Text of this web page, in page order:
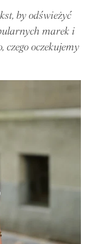
by odświeżyć
marek i
czego oczekujemy